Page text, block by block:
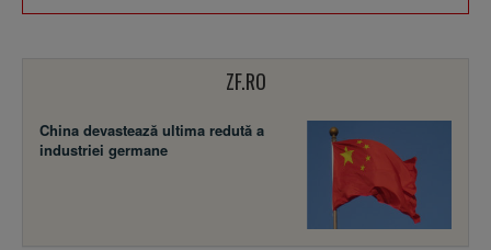
ZF.RO
China devastează ultima redută a
industriei germane